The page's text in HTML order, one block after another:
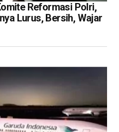
Reformasi Polri,
Lurus, Bersih, Wajar